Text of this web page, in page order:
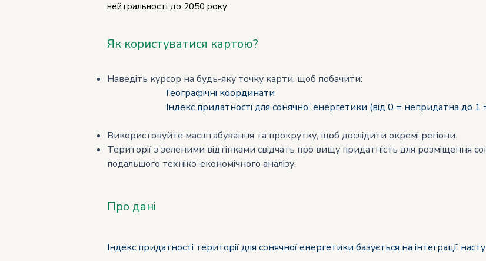
нейтральності до 2050 року
Як користуватися картою?
Наведіть курсор на будь-яку точку карти, щоб побачити:
Географічні координати
Індекс придатності для сонячної енергетики (від 0 = непридатна до 1
Використовуйте масштабування та прокрутку, щоб дослідити окремі регіони.
Території з зеленими відтінками свідчать про вищу придатність для розміщення
подальшого техніко-економічного аналізу.
Про дані
Індекс придатності території для сонячної енергетики базується на інтеграції